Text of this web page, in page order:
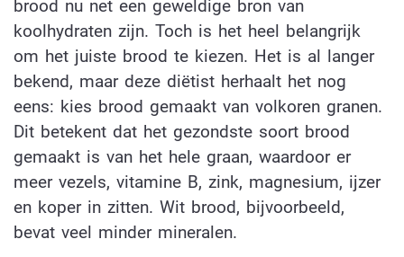
brood nu net een geweldige bron van
koolhydraten zijn. Toch is het heel belangrijk
om het juiste brood te kiezen. Het is al langer
bekend, maar deze diëtist herhaalt het nog
eens: kies brood gemaakt van volkoren granen.
Dit betekent dat het gezondste soort brood
gemaakt is van het hele graan, waardoor er
meer vezels, vitamine B, zink, magnesium, ijzer
en koper in zitten. Wit brood, bijvoorbeeld,
bevat veel minder mineralen.